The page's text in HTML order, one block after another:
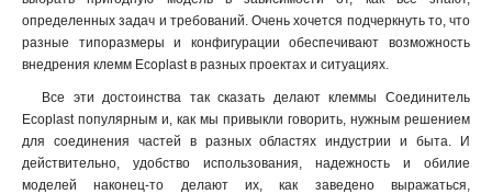
определенных задач и требований. Очень хочется подчеркнуть то, что
разные типоразмеры и конфигурации обеспечивают возможность
внедрения клемм Ecoplast в разных проектах и ситуациях.
Все эти достоинства так сказать делают клеммы Соединитель
Ecoplast популярным и, как мы привыкли говорить, нужным решением
для соединения частей в разных областях индустрии и быта. И
действительно, удобство использования, надежность и обилие
моделей наконец-то делают их, как заведено выражаться,